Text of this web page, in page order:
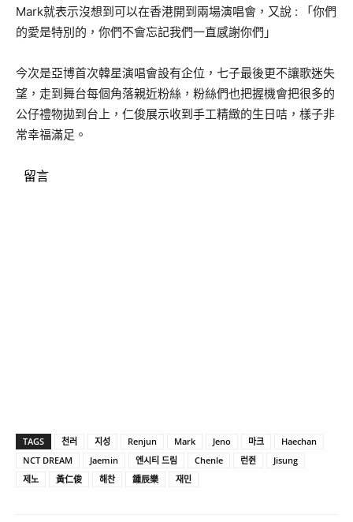
Mark就表示沒想到可以在香港開到兩場演唱會，又說 : 「你們
的愛是特別的，你們不會忘記我們一直感謝你們」
今次是亞博首次韓星演唱會設有企位，七子最後更不讓歌迷失
望，走到舞台每個角落親近粉絲，粉絲們也把握機會把很多的
公仔禮物拋到台上，仁俊展示收到手工精緻的生日咭，樣子非
常幸福滿足。
留言
TAGS 천러 지성 Renjun Mark Jeno 마크
Haechan
NCT DREAM
Jaemin 엔시티 드림 Chenle 런쥔
Jisung
제노
黃仁俊 해찬 鍾辰樂 재민